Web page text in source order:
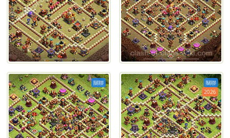
關聯
關聯
2026